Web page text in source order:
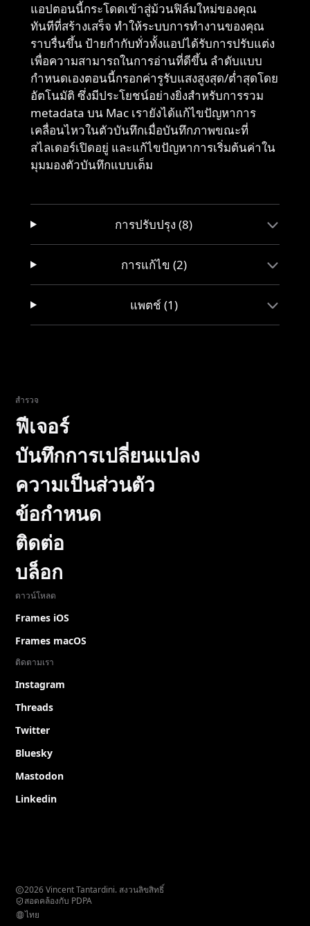
แอปตอนนี้กระโดดเข้าสู่ม้วนฟิล์มใหม่ของคุณ
ทันทีที่สร้างเสร็จ ทำให้ระบบการทำงานของคุณ
ราบรื่นขึ้น ป้ายกำกับทั่วทั้งแอปได้รับการปรับแต่ง
เพื่อความสามารถในการอ่านที่ดีขึ้น ลำดับแบบ
กำหนดเองตอนนี้กรอกค่ารูรับแสงสูงสุด/ต่ำสุดโดย
อัตโนมัติ ซึ่งมีประโยชน์อย่างยิ่งสำหรับการรวม
metadata บน Mac เรายังได้แก้ไขปัญหาการ
เคลื่อนไหวในตัวบันทึกเมื่อบันทึกภาพขณะที่
สไลเดอร์เปิดอยู่ และแก้ไขปัญหาการเริ่มต้นค่าใน
มุมมองตัวบันทึกแบบเต็ม
การปรับปรุง (8)
การแก้ไข (2)
แพตช์ (1)
สำรวจ
ฟีเจอร์
บันทึกการเปลี่ยนแปลง
ความเป็นส่วนตัว
ข้อกำหนด
ติดต่อ
บล็อก
ดาวน์โหลด
Frames iOS
Frames macOS
ติดตามเรา
Instagram
Threads
Twitter
Bluesky
Mastodon
Linkedin
2026 Vincent Tantardini. สงวนลิขสิทธิ์
สอดคล้องกับ PDPA
ไทย